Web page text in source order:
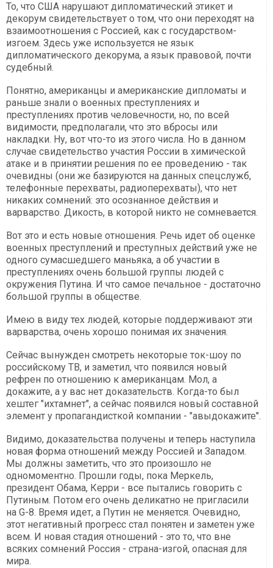
То, что США нарушают дипломатический этикет и
декорум свидетельствует о том, что они переходят на
взаимоотношения с Россией, как с государством-
изгоем. Здесь уже используется не язык
дипломатического декорума, а язык правовой, почти
судебный.
Понятно, американцы и американские дипломаты и
раньше знали о военных преступлениях и
преступлениях против человечности, но, по всей
видимости, предполагали, что это вбросы или
накладки. Ну, вот что-то из этого числа. Но в данном
случае свидетельство участия России в химической
атаке и в принятии решения по ее проведению - так
очевидны (они же базируются на данных спецслужб,
телефонные перехваты, радиоперехваты), что нет
никаких сомнений: это осознанное действия и
варварство. Дикость, в которой никто не сомневается.
Вот это и есть новые отношения. Речь идет об оценке
военных преступлений и преступных действий уже не
одного сумасшедшего маньяка, а об участии в
преступлениях очень большой группы людей с
окружения Путина. И что самое печальное - достаточно
большой группы в обществе.
Имею в виду тех людей, которые поддерживают эти
варварства, очень хорошо понимая их значения.
Сейчас вынужден смотреть некоторые ток-шоу по
российскому ТВ, и заметил, что появился новый
рефрен по отношению к американцам. Мол, а
докажите, а у вас нет доказательств. Когда-то был
хештег "ихтамнет", а сейчас появился новый составной
элемент у пропагандисткой компании - "авыдокажите".
Видимо, доказательства получены и теперь наступила
новая форма отношений между Россией и Западом.
Мы должны заметить, что это произошло не
одномоментно. Прошли годы, пока Меркель,
президент Обама, Керри - все пытались говорить с
Путиным. Потом его очень деликатно не пригласили
на G-8. Время идет, а Путин не меняется. Очевидно,
этот негативный прогресс стал понятен и заметен уже
всем. И новая стадия отношений - это то, что вне
всяких сомнений Россия - страна-изгой, опасная для
мира.